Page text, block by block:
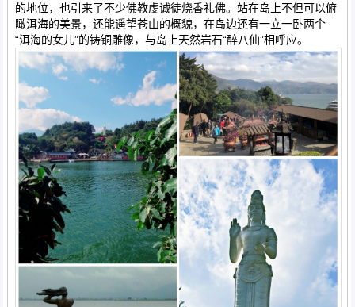
的地位，也引来了不少佛教虔诚徒烧香礼佛。站在岛上不但可以俯
瞰洱海的美景，还能遥望苍山的概貌，在岛边还有一立一卧两个
“洱海的女儿”的铸铜雕像，与岛上天然岩石“醉八仙”相呼应。